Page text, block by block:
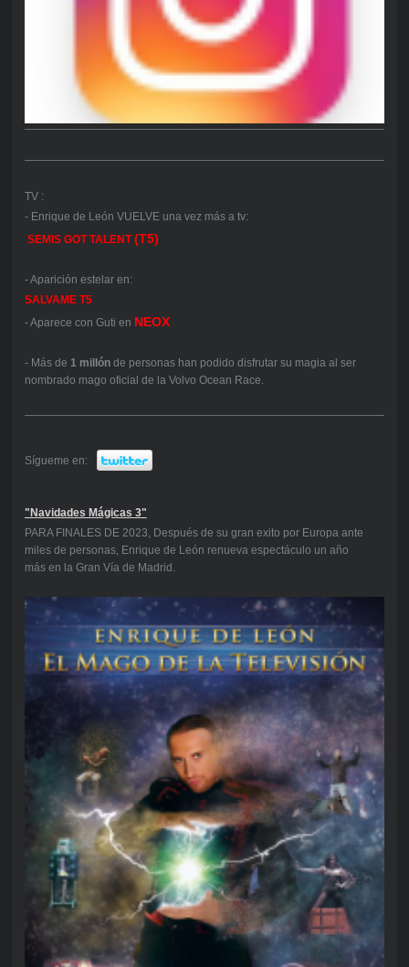
TV :
- Enrique de León VUELVE una vez más a tv:
SEMIS GOT TALENT (T5)
- Aparición estelar en:
SALVAME T5
- Aparece con Guti en NEOX
- Más de 1 millónde personas han podido disfrutar su magia al ser
nombrado mago oficial de la Volvo Ocean Race.
Sígueme en:
"Navidades Mágicas 3"
PARA FINALES DE 2023, Después de su gran exito por Europa ante
miles de personas, Enrique de León renueva espectáculo un año
más en la Gran Vía de Madrid.